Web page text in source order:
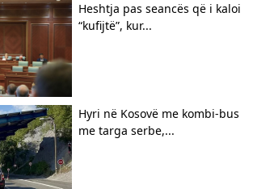
Heshtja pas seancës që i kaloi
“kufijtë”, kur...
Hyri në Kosovë me kombi-bus
me targa serbe,...